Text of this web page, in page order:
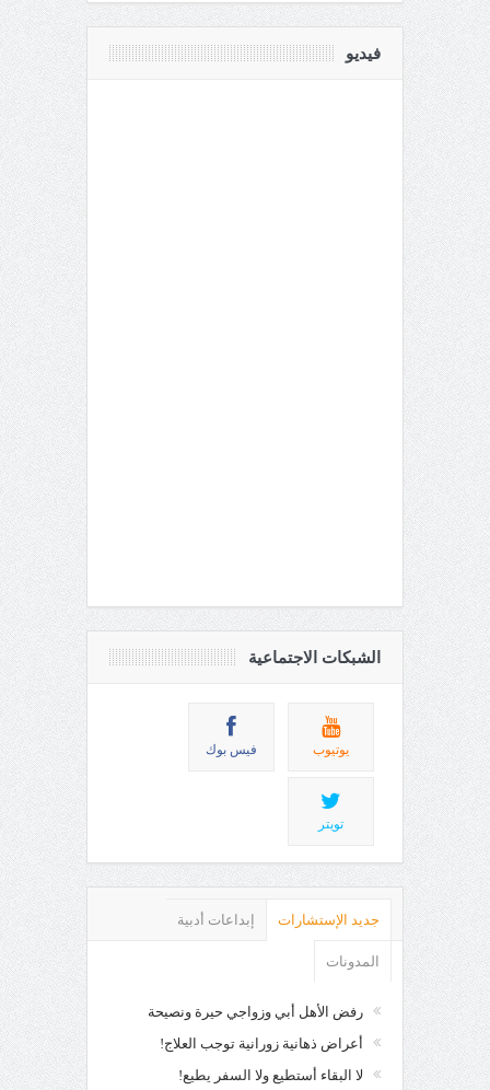
فيديو
الشبكات الاجتماعية
يوتيوب فيس بوك
تويتر
جديد الإستشارات إبداعات أدبية
المدونات
رفض الأهل أبي وزواجي حيرة ونصيحة
أعراض ذهانية زورانية توجب العلاج!
لا البقاء أستطيع ولا السفر يطيع!